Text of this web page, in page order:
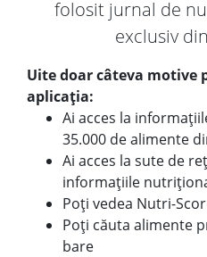
folosit jurnal de
exclusiv
Uite doar câteva motive
aplicația:
Ai acces la
35.000 de alimente
Ai acces la sute de
informațiile
Poți vedea Nutri-
Poți căuta alimente
bare